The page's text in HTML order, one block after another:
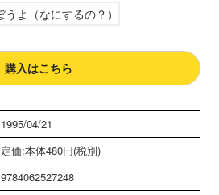
購入はこちら
1995/04/21
定価:本体480円(税別)
9784062527248